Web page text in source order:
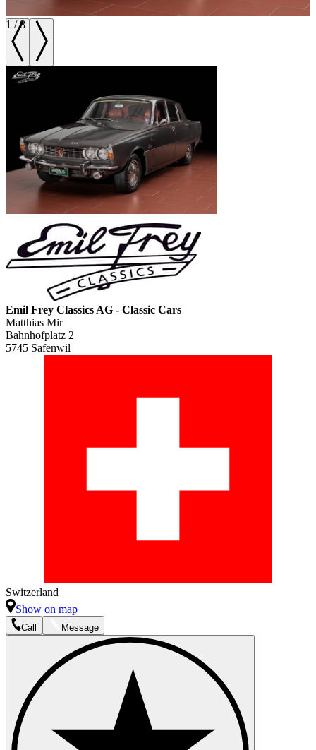
1 /8
Emil Frey Classics AG - Classic Cars
Matthias Mir
Bahnhofplatz 2
5745 Safenwil
Switzerland
Show on map
Call Message